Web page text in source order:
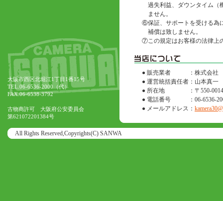
過失利益、ダウンタイム（
ません。
⑥保証、サポートを受ける為
補償は致しません。
⑦この規定はお客様の法律上
● 販売業者
：株式会
● 運営統括責任者 ：山本真一
● 所在地
：〒550-
● 電話番号
：06-6536-
● メールアドレス ：
大阪市西区北堀江1丁目1番15号
TEL.06-6536-2000（代）
FAX.06-6538-3792
古物商許可 大阪府公安委員会
第621072201384号
All Rights Reserved,Copyrights(C) SANWA